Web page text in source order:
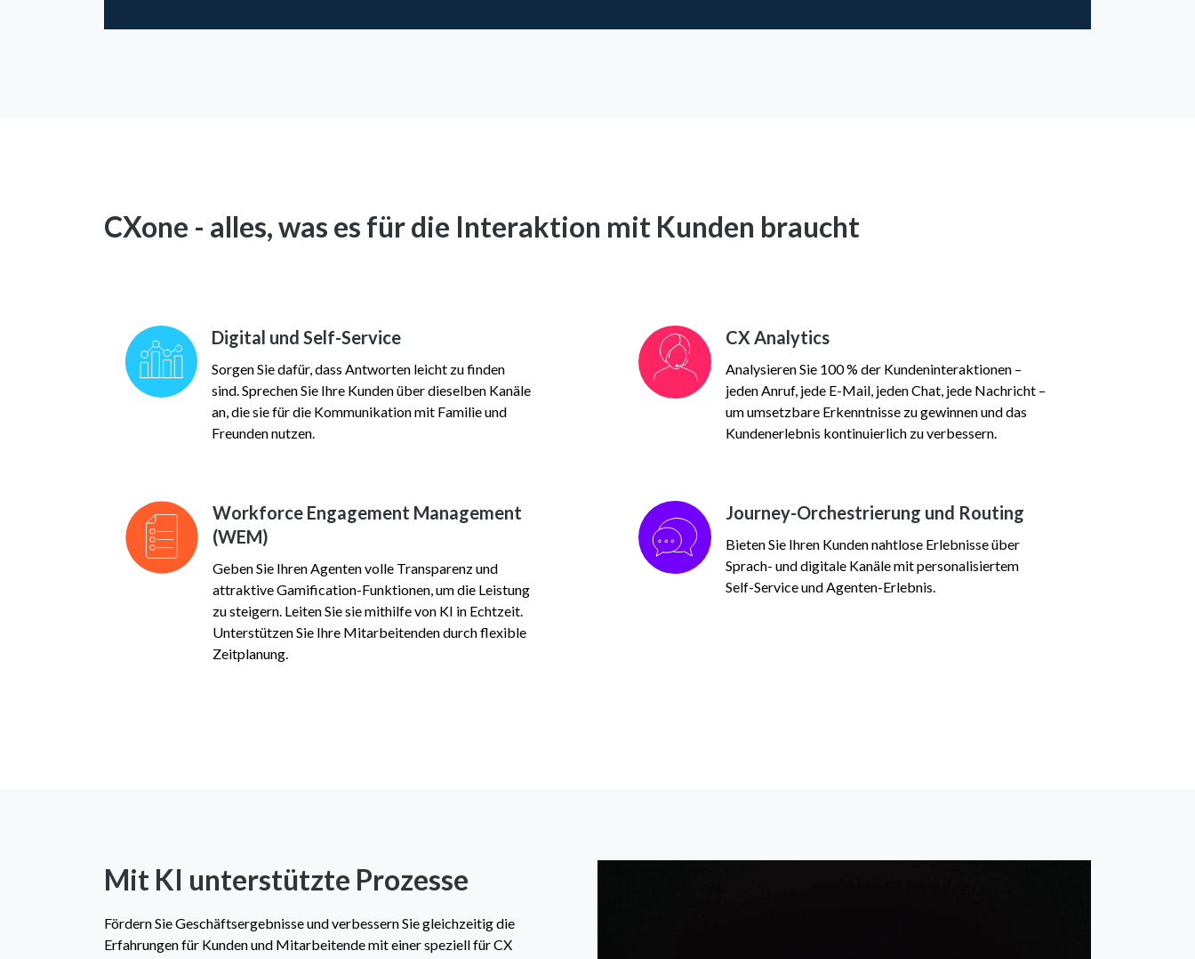
CXone - alles, was es für die Interaktion mit Kunden braucht
Digital und Self-Service
Sorgen Sie dafür, dass Antworten leicht zu finden
sind. Sprechen Sie Ihre Kunden über dieselben Kanäle
an, die sie für die Kommunikation mit Familie und
Freunden nutzen.
CX Analytics
Analysieren Sie 100 % der Kundeninteraktionen –
jeden Anruf, jede E-Mail, jeden Chat, jede Nachricht –
um umsetzbare Erkenntnisse zu gewinnen und das
Kundenerlebnis kontinuierlich zu verbessern.
Workforce Engagement Management
(WEM)
Geben Sie Ihren Agenten volle Transparenz und
attraktive Gamification-Funktionen, um die Leistung
zu steigern. Leiten Sie sie mithilfe von KI in Echtzeit.
Unterstützen Sie Ihre Mitarbeitenden durch flexible
Zeitplanung.
Journey-Orchestrierung und Routing
Bieten Sie Ihren Kunden nahtlose Erlebnisse über
Sprach- und digitale Kanäle mit personalisiertem
Self-Service und Agenten-Erlebnis.
Mit KI unterstützte Prozesse
Fördern Sie Geschäftsergebnisse und verbessern Sie gleichzeitig die
Erfahrungen für Kunden und Mitarbeitende mit einer speziell für CX